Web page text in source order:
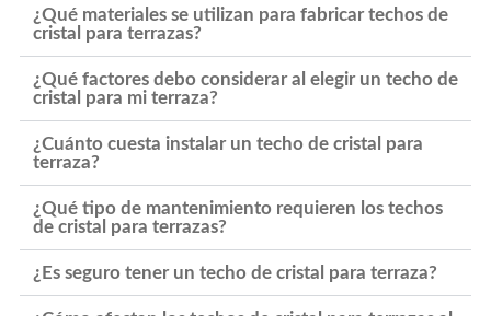
¿Qué materiales se utilizan para fabricar techos de
cristal para terrazas?
¿Qué factores debo considerar al elegir un techo de
cristal para mi terraza?
¿Cuánto cuesta instalar un techo de cristal para
terraza?
¿Qué tipo de mantenimiento requieren los techos
de cristal para terrazas?
¿Es seguro tener un techo de cristal para terraza?